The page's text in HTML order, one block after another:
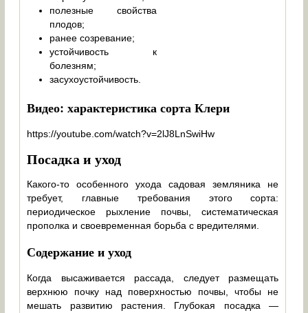
полезные свойства
плодов;
ранее созревание;
устойчивость к
болезням;
засухоустойчивость.
Видео: характеристика сорта Клери
https://youtube.com/watch?v=2lJ8LnSwiHw
Посадка и уход
Какого-то особенного ухода садовая земляника не
требует, главные требования этого сорта:
периодическое рыхление почвы, систематическая
прополка и своевременная борьба с вредителями.
Содержание и уход
Когда высаживается рассада, следует размещать
верхнюю почку над поверхностью почвы, чтобы не
мешать развитию растения. Глубокая посадка —